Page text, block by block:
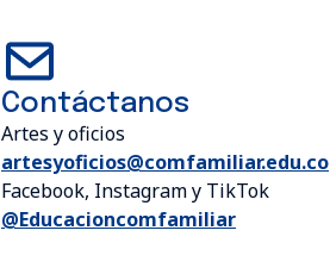
Contáctanos
Artes y oficios
artesyoficios@comfamiliar.edu.co
Facebook, Instagram y TikTok
@Educacioncomfamiliar